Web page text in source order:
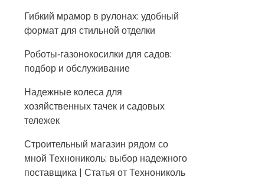
Гибкий мрамор в рулонах: удобный
формат для стильной отделки
Роботы‑газонокосилки для садов:
подбор и обслуживание
Надежные колеса для
хозяйственных тачек и садовых
тележек
Строительный магазин рядом со
мной Технониколь: выбор надежного
поставщика | Статья от Технониколь